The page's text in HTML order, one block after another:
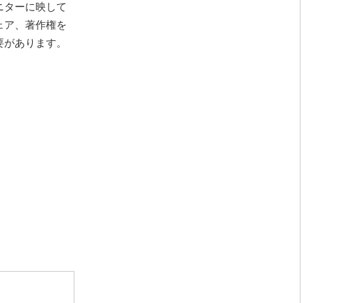
ーに映して
ア、著作権を
あります。